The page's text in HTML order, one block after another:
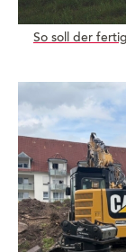
So soll der